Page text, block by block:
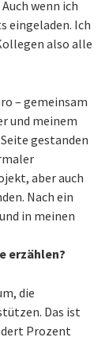
wenn ich
eingeladen. Ich
also alle
– gemeinsam
und meinem
gestanden
aber auch
Nach ein
in meinen
erzählen?
die
Das ist
Prozent